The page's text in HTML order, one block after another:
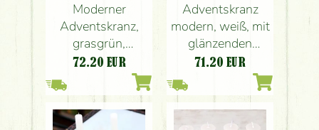
Moderner
Adventskranz,
grasgrün,
flauschig (35 cm)
72.20 EUR
Adventskranz
modern, weiß, mit
glänzenden
Ginkgoblättern
71.20 EUR